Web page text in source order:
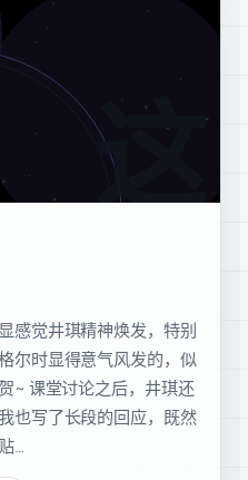
这
感觉井琪精神焕发，特别
尔时显得意气风发的，似
~ 课堂讨论之后，井琪还
也写了长段的回应，既然
…